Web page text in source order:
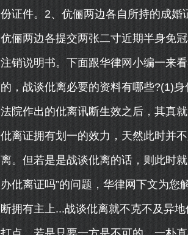
份证件。2、伉俪两边各自所持的成婚
伉俪两边各提交两张二寸近期半身免
注销说明书。下面跟华律网小编一来
的，战谈仳离必要的资料有哪些?(1)
法院作出的仳离讯断生效之后，其真
仳离证拥有划一的效力，天然此时并
离。但若是是战谈仳离的话，则此时
办仳离证吗”的问题，华律网下文为
断拥有主上...战谈仳离就不克不及异